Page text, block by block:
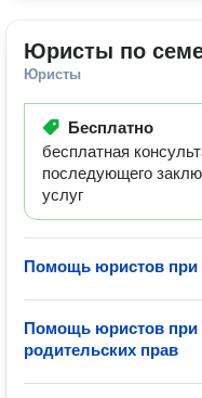
Юристы по
Юристы
Бесплатно
бесплатная
последующего
услуг
Помощь юристов при
Помощь юристов при
родительских прав